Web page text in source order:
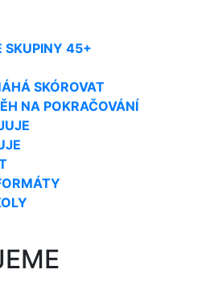
SKUPINY 45+
SKÓROVAT
NA POKRAČOVÁNÍ